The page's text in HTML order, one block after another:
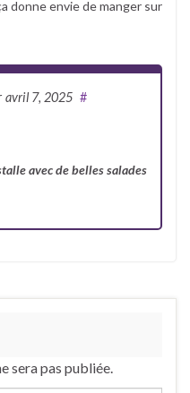
donne envie de manger sur
avril 7, 2025 #
avec de belles salades
sera pas publiée.